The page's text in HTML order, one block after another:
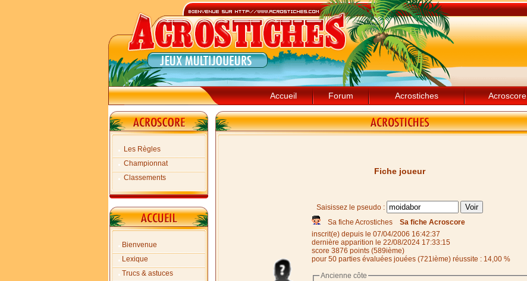
Accueil Forum Acrostiches Acroscore
Les Règles
Championnat
Classements
Bienvenue
Lexique
Trucs & astuces
Fiche joueur
Saisissez le pseudo :
Sa fiche Acrostiches
Sa fiche Acroscore
inscrit(e) depuis le 07/04/2006 16:42:37
dernière apparition le 22/08/2024 17:33:15
score 3876 points (589ième)
pour 50 parties évaluées jouées (721ième) réussite : 14,00 %
Ancienne côte